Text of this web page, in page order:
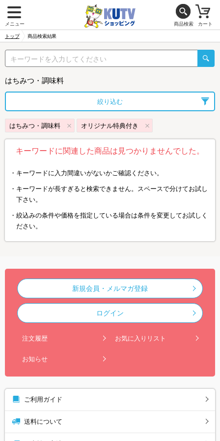
メニュー 商品検索 カート
トップ 商品検索結果
はちみつ・調味料
絞り込む
はちみつ・調味料 オリジナル特典付き
キーワードに関連した商品は見つかりませんでした。
キーワードに入力間違いがないかご確認ください。
キーワードが長すぎると検索できません。スペースで分けてお試し
下さい。
絞込みの条件や価格を指定している場合は条件を変更してお試しく
ださい。
新規会員・メルマガ登録
ログイン
注文履歴 お気に入りリスト
お知らせ
ご利用ガイド
送料について